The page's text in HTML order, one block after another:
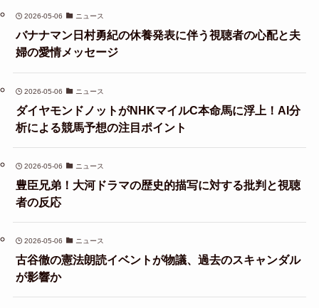
2026-05-06 ニュース
バナナマン日村勇紀の休養発表に伴う視聴者の心配と夫
婦の愛情メッセージ
2026-05-06 ニュース
ダイヤモンドノットがNHKマイルC本命馬に浮上！AI分
析による競馬予想の注目ポイント
2026-05-06 ニュース
豊臣兄弟！大河ドラマの歴史的描写に対する批判と視聴
者の反応
2026-05-06 ニュース
古谷徹の憲法朗読イベントが物議、過去のスキャンダル
が影響か